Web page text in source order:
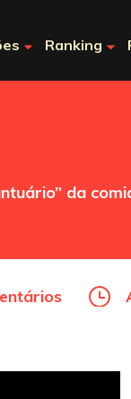
Ranking
da